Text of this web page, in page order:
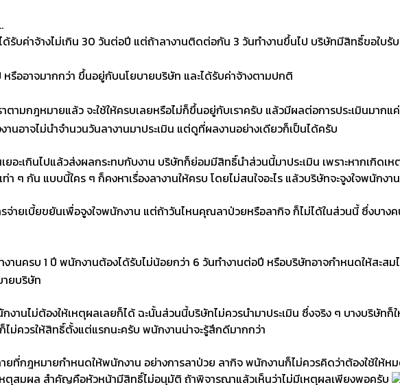
รับค่าจ้างไม่เกิน 30 วันต่อปี แต่ถ้าลางานติดต่อกัน 3 วันทำงานขึ้นไป บริษัทมีสิทธิ์ขอใบรั
รืออาจมากกว่า ขึ้นอยู่กับนโยบายบริษัท และได้รับค่าจ้างตามปกติ
าตามกฎหมายแล้ว จะใช้ให้ครบเลยหรือไม่ก็ขึ้นอยู่กับเราครับ แล้วมีผลต่อการประเมินมา
านอาจไม่นำจำนวนวันลางานมาประเมิน แต่ดูที่ผลงานอย่างเดียวก็เป็นได้ครับ
เยอะเกินไปแล้วส่งผลกระทบกับงาน บริษัทก็ย่อมมีสิทธิ์นำส่วนนี้มาประเมิน เพราะหากเกิด
า ๆ กัน แบบนี้ใคร ๆ ก็คงหาเรื่องลางานให้ครบ โดยไม่สนใจอะไร แล้วบริษัทจะจูงใจพนักงา
จ่ายเบี้ยขยันเพื่อจูงใจพนักงาน แต่ถ้าวันไหนคุณลาป่วยหรือลากิจ ก็ไม่ได้ในส่วนนี้ ซึ่งบา
านครบ 1 ปี พนักงานต้องได้รับไม่น้อยกว่า 6 วันทำงานต่อปี หรือบริษัทอาจกำหนดให้สะสม
ายบริษัท
านไม่ต้องให้เหตุผลเลยก็ได้ ฉะนั้นส่วนนี้บริษัทไม่ควรนำมาประเมิน ซึ่งจริง ๆ บางบริษัท
ม่ควรให้สิทธิ์ตั้งแต่แรกนะครับ พนักงานน่าจะรู้สึกดีมากกว่า
ยที่กฎหมายกำหนดให้พนักงาน อย่างการลาป่วย ลากิจ พนักงานก็ไม่ควรคิดว่าต้องใช้ให้หม
หตุสมผล สำคัญคือหัวหน้ามีสิทธิ์ไม่อนุมัติ ถ้าพิจารณาแล้วเห็นว่าไม่มีเหตุผลเพียงพอครับ